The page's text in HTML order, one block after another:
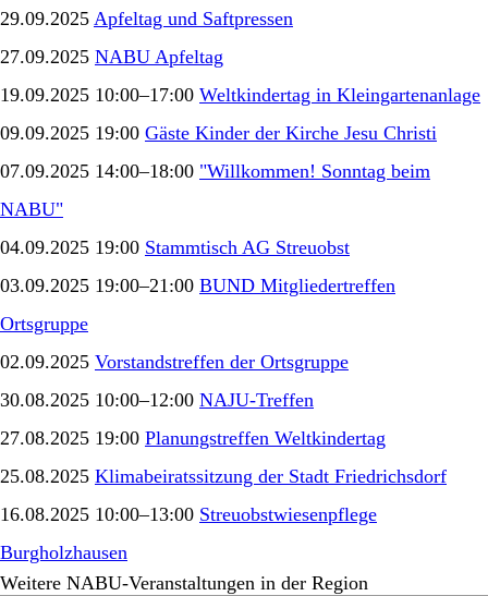
29.09.2025 Apfeltag und Saftpressen
27.09.2025 NABU Apfeltag
19.09.2025 10:00–17:00 Weltkindertag in Kleingartenanlage
09.09.2025 19:00 Gäste Kinder der Kirche Jesu Christi
07.09.2025 14:00–18:00 "Willkommen! Sonntag beim
NABU"
04.09.2025 19:00 Stammtisch AG Streuobst
03.09.2025 19:00–21:00 BUND Mitgliedertreffen
Ortsgruppe
02.09.2025 Vorstandstreffen der Ortsgruppe
30.08.2025 10:00–12:00 NAJU-Treffen
27.08.2025 19:00 Planungstreffen Weltkindertag
25.08.2025 Klimabeiratssitzung der Stadt Friedrichsdorf
16.08.2025 10:00–13:00 Streuobstwiesenpflege
Burgholzhausen
Weitere NABU-Veranstaltungen in der Region